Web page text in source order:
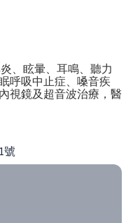
、眩暈、耳鳴、聽力
呼吸中止症、嗓音疾
視鏡及超音波治療，醫
號